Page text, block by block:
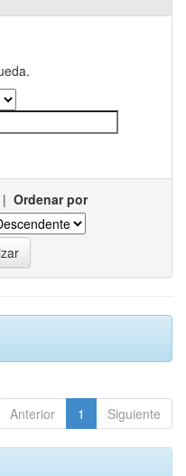
| Ordenar por
Anterior 1 Siguiente